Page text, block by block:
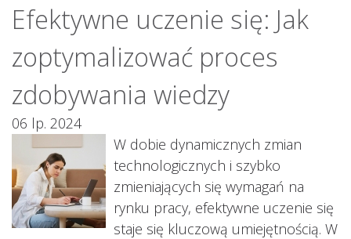
Efektywne uczenie się: Jak
zoptymalizować proces
zdobywania wiedzy
06 lp. 2024
W dobie dynamicznych zmian
technologicznych i szybko
zmieniających się wymagań na
rynku pracy, efektywne uczenie się
staje się kluczową umiejętnością. W